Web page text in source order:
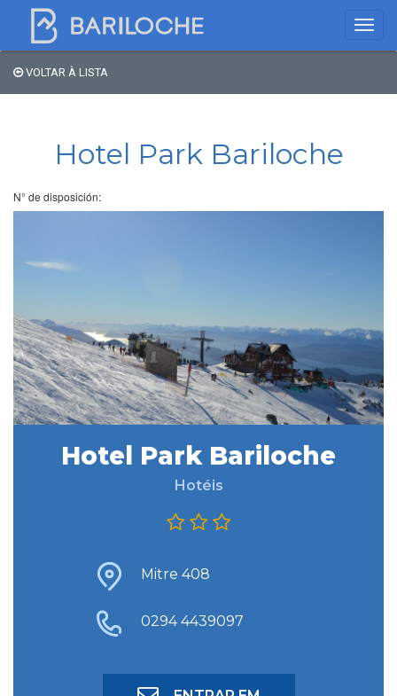
Bariloche
Estrelas
Região
BUSCAR HOSPEDAGEM
VOLTAR À LISTA
Hotel Park Bariloche
N° de disposición:
Hotel Park Bariloche
Hotéis
Mitre 408
0294 4439097